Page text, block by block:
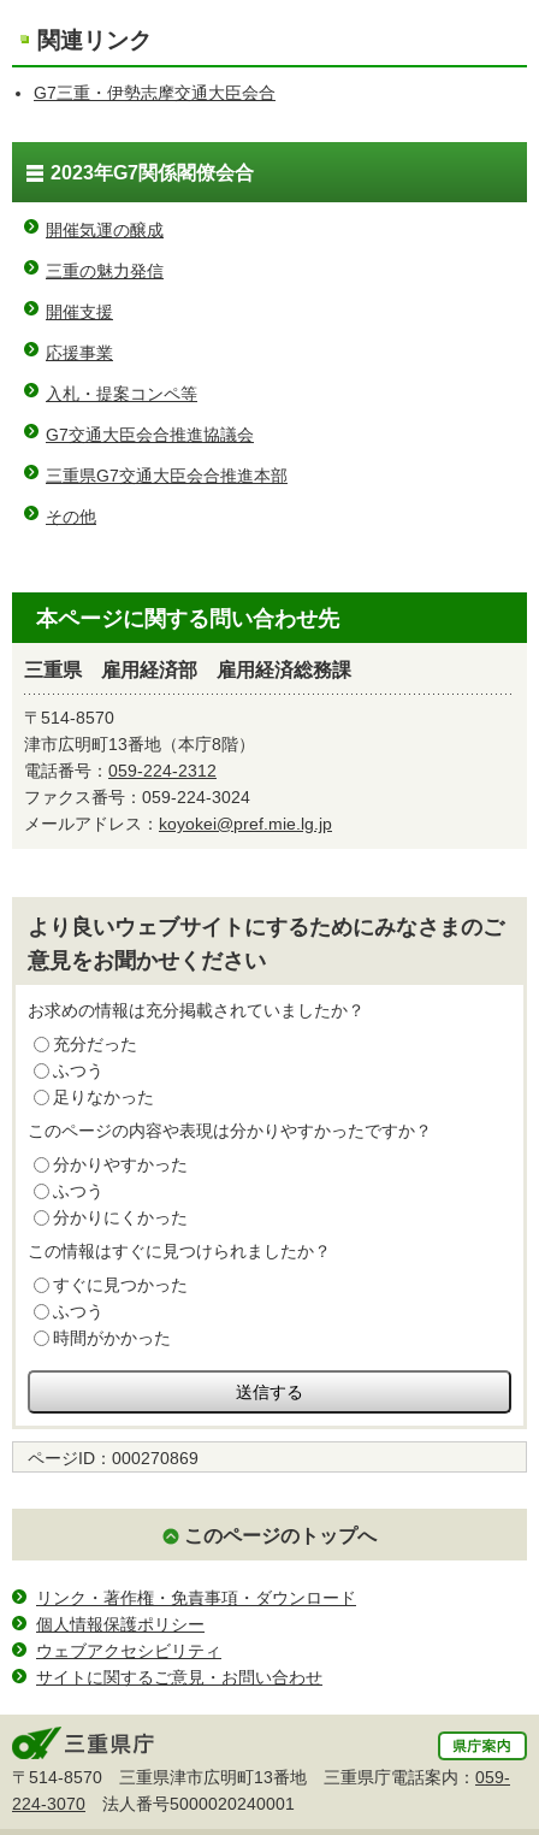
関連リンク
G7三重・伊勢志摩交通大臣会合
2023年G7関係閣僚会合
開催気運の醸成
三重の魅力発信
開催支援
応援事業
入札・提案コンペ等
G7交通大臣会合推進協議会
三重県G7交通大臣会合推進本部
その他
本ページに関する問い合わせ先
三重県 雇用経済部 雇用経済総務課
〒514-8570
津市広明町13番地（本庁8階）
電話番号： 059-224-2312
ファクス番号：059-224-3024
メールアドレス： koyokei@pref.mie.lg.jp
より良いウェブサイトにするためにみなさまのご
意見をお聞かせください
お求めの情報は充分掲載されていましたか？
充分だった
ふつう
足りなかった
このページの内容や表現は分かりやすかったですか？
分かりやすかった
ふつう
分かりにくかった
この情報はすぐに見つけられましたか？
すぐに見つかった
ふつう
時間がかかった
ページID： 000270869
このページのトップへ
リンク・著作権・免責事項・ダウンロード
個人情報保護ポリシー
ウェブアクセシビリティ
サイトに関するご意見・お問い合わせ
〒514-8570 三重県津市広明町13番地 三重県庁電話案内： 059-
224-3070 法人番号5000020240001